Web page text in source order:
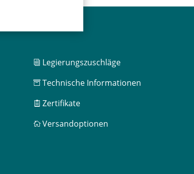
i Legierungszuschläge
Technische Informationen
 Zertifikate
Versandoptionen